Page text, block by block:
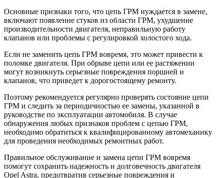
Основные признаки того, что цепь ГРМ нуждается в замене,
включают появление стуков из области ГРМ, ухудшение
производительности двигателя, неправильную работу
клапанов или проблемы с регулировкой холостого хода.
Если не заменить цепь ГРМ вовремя, это может привести к
поломке двигателя. При обрыве цепи или ее растяжении
могут возникнуть серьезные повреждения поршней и
клапанов, что приведет к дорогостоящему ремонту.
Поэтому рекомендуется регулярно проверять состояние цепи
ГРМ и следить за периодичностью ее замены, указанной в
руководстве по эксплуатации автомобиля. В случае
обнаружения любых признаков проблем с цепью ГРМ,
необходимо обратиться к квалифицированному автомеханику
для проведения необходимых ремонтных работ.
Правильное обслуживание и замена цепи ГРМ вовремя
помогут сохранить надежность и долговечность двигателя
Opel Astra, предотвратив серьезные повреждения и